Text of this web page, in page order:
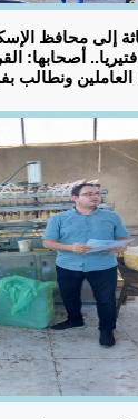
إلى محافظ
كافتيريا.. أصحابها:
ونطالب